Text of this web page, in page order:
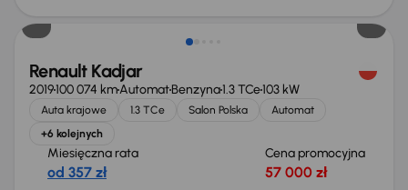
Renault Kadjar
2019100 074 kmAutomatBenzyna1.3 TCe103 kW
Auta krajowe 1.3 TCe Salon Polska
Automat
+6 kolejnych
Miesięczna rata
od 357 zł
Cena promocyjna
57 000 zł